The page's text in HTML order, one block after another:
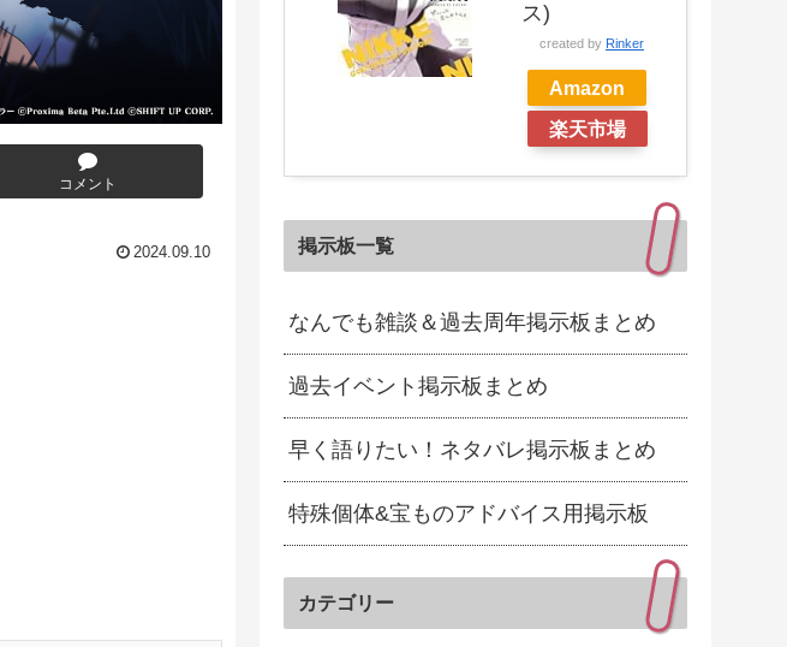
コメント
2024.09.10
ス)
created by Rinker
Amazon
楽天市場
掲示板一覧
なんでも雑談＆過去周年掲示板まとめ
過去イベント掲示板まとめ
早く語りたい！ネタバレ掲示板まとめ
特殊個体&宝ものアドバイス用掲示板
カテゴリー